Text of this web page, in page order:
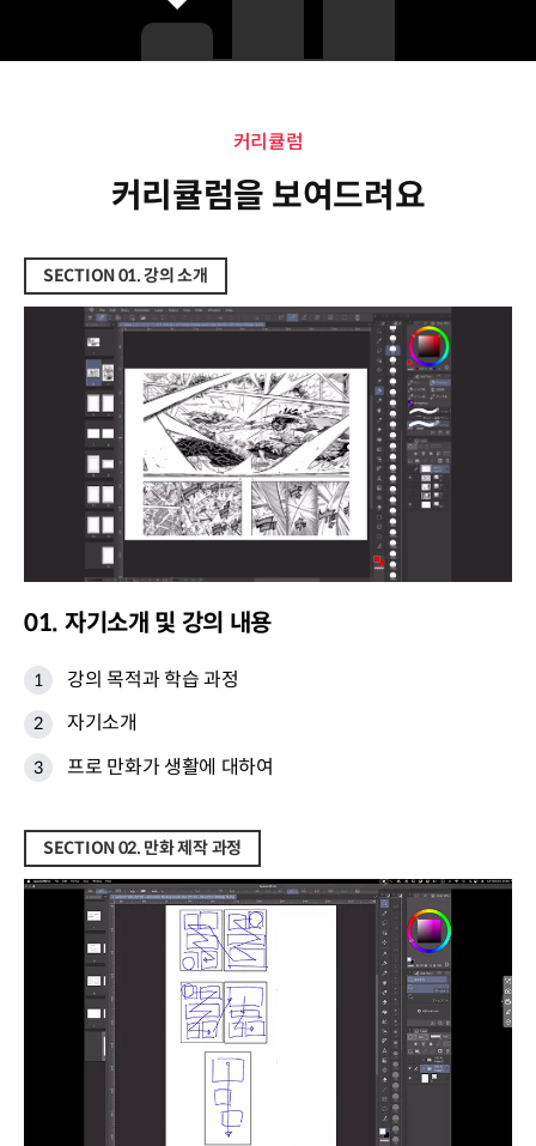
커리큘럼
커리큘럼을 보여드려요
SECTION 01. 강의 소개
01. 자기소개 및 강의 내용
강의 목적과 학습 과정
자기소개
프로 만화가 생활에 대하여
SECTION 02. 만화 제작 과정